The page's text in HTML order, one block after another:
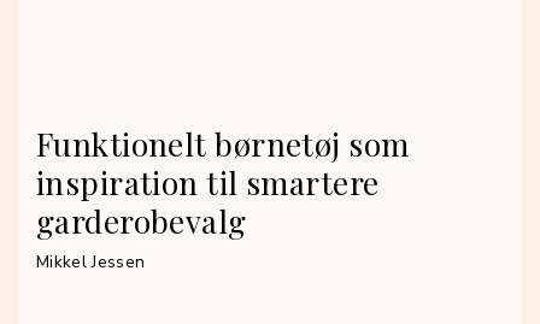
Funktionelt børnetøj som
inspiration til smartere
garderobevalg
Mikkel Jessen